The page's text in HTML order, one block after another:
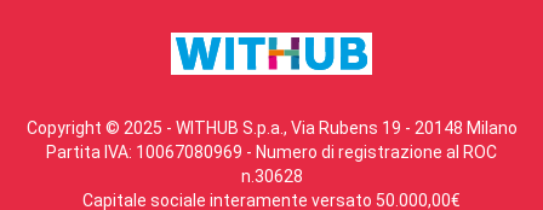
Copyright © 2025 - WITHUB S.p.a., Via Rubens 19 - 20148 Milano
Partita IVA: 10067080969 - Numero di registrazione al ROC
n.30628
Capitale sociale interamente versato 50.000,00€